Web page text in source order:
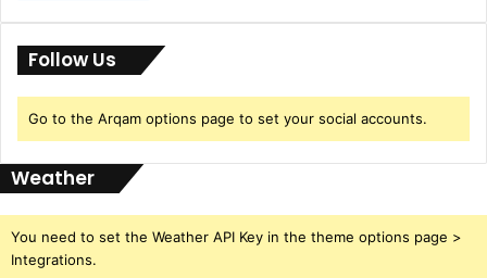
Follow Us
Go to the Arqam options page to set your social accounts.
Weather
You need to set the Weather API Key in the theme options page >
Integrations.